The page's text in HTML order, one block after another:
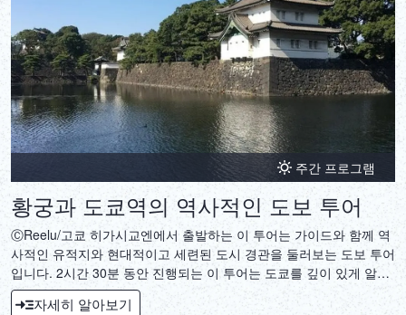
주간 프로그램
황궁과 도쿄역의 역사적인 도보 투어
ⒸReelu/고쿄 히가시교엔에서 출발하는 이 투어는 가이드와 함께 역
사적인 유적지와 현대적이고 세련된 도시 경관을 둘러보는 도보 투어
입니다. 2시간 30분 동안 진행되는 이 투어는 도쿄를 깊이 있게 알고
싶은 분들께 안성맞춤입니다.
자세히 알아보기